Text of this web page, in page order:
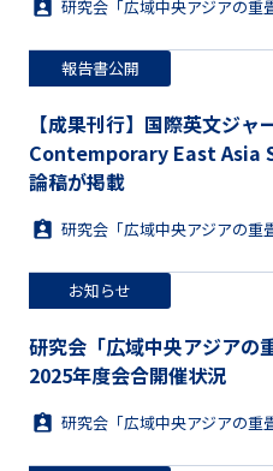
研究会「広域中央アジアの重
報告書公開
【成果刊行】国際英文ジ
Contemporary East Asia
論稿が掲載
研究会「広域中央アジアの重
お知らせ
研究会「広域中央アジアの
2025年度会合開催状況
研究会「広域中央アジアの重